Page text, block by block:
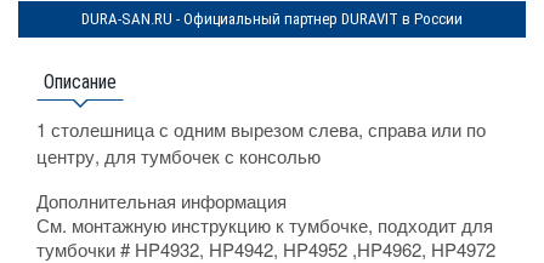
DURA-SAN.RU - Официальный партнер DURAVIT в России
Описание
1 столешница с одним вырезом слева, справа или по
центру, для тумбочек с консолью
Дополнительная информация
См. монтажную инструкцию к тумбочке, подходит для
тумбочки # HP4932, HP4942, HP4952 ,HP4962, HP4972